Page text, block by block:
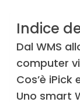
Indice
Dal WMS
computer
Cos’è
Uno smart